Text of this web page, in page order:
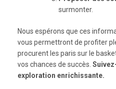
surmonter.
Nous espérons que ces
vous permettront de profiter
procurent les paris sur le
vos chances de succès.
exploration enrichissante.